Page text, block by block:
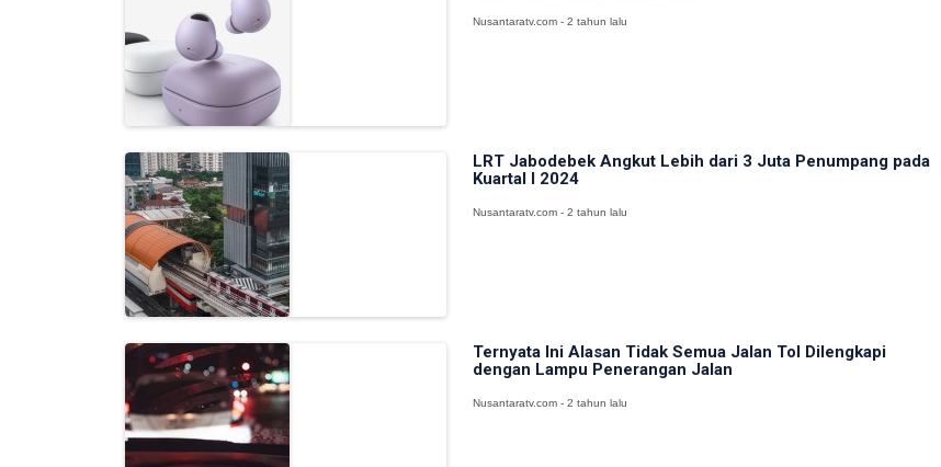
Nusantaratv.com - 2 tahun lalu
LRT Jabodebek Angkut Lebih dari 3 Juta Penumpang pada
Kuartal I 2024
Nusantaratv.com - 2 tahun lalu
Ternyata Ini Alasan Tidak Semua Jalan Tol Dilengkapi
dengan Lampu Penerangan Jalan
Nusantaratv.com - 2 tahun lalu